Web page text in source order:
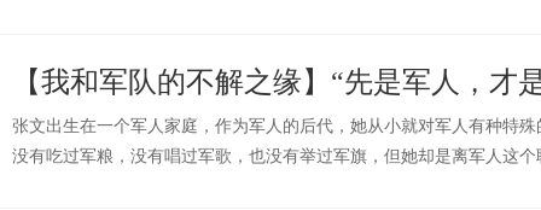
【我和军队的不解之缘】“先是军人，才
张文出生在一个军人家庭，作为军人的后代，她从小就对军人有种特
没有吃过军粮，没有唱过军歌，也没有举过军旗，但她却是离军人这